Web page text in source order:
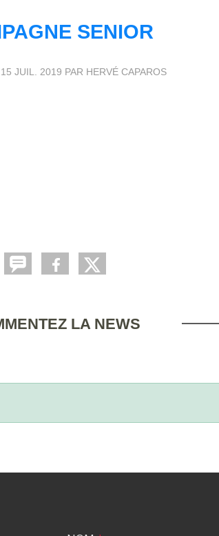
SENIOR
15 JUIL. 2019 PAR HERVÉ CAPAROS
LA NEWS